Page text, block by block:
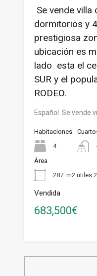
Se vende villa
dormitorios y
prestigiosa
ubicación es
lado esta el
SUR y el
RODEO.
Español Se vende
Habitaciones
4
Área
287 m2 utiles
Vendida
683,500€